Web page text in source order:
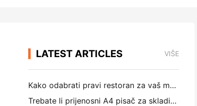
LATEST ARTICLES VIŠE
Kako odabrati pravi restoran za vaš mali ili srednji restoran
Trebate li prijenosni A4 pisač za skladišne račune? Što zapravo funkcionira